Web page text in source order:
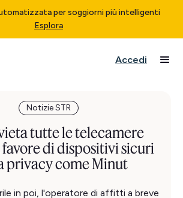
per soggiorni più intelligenti
Esplora
Accedi
Notizie STR
tutte le telecamere
di dispositivi sicuri
privacy come Minut
in poi, l'operatore di affitti a breve